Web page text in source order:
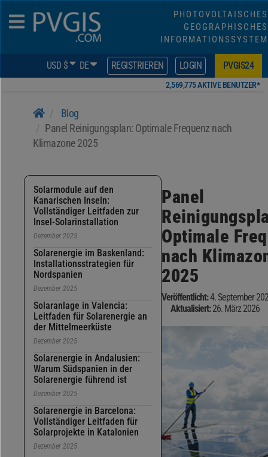
PHOTOVOLTAISCHES
GEOGRAPHISCHES
INFORMATIONSSYSTEM
USD $ DE REGISTRIEREN LOGIN PVGIS24
2,569,775 AKTIVE BENUTZER*
Blog
Panel Reinigungsplan: Optimale Frequenz nach
Klimazone 2025
Solarmodule auf den
Kanarischen Inseln:
Vollständiger Leitfaden zur
Insel-Solarinstallation
Dezember 2025
Solarenergie im Baskenland:
Installationsstrategien für
Nordspanien
Dezember 2025
Solaranlage in Valencia:
Leitfaden für Solarenergie an
der Mittelmeerküste
Dezember 2025
Solarenergie in Andalusien:
Warum Südspanien in der
Solarenergie führend ist
Dezember 2025
Solarenergie in Barcelona:
Vollständiger Leitfaden für
Solarprojekte in Katalonien
Dezember 2025
Panel
Optimale
nach
2025
Veröffentlicht:4. September
Aktualisiert: 26. März 2026